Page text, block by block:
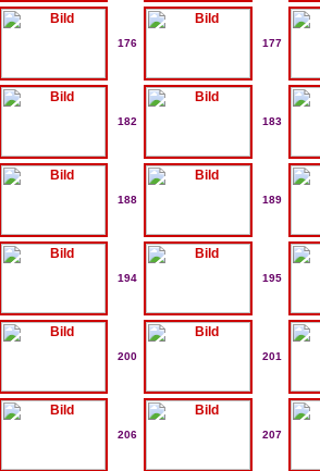
176 177
182 183
188 189
194 195
200 201
206 207